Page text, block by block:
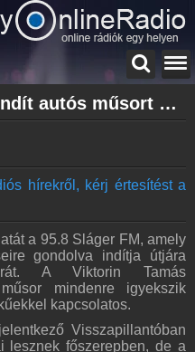
Visszapillantó címmel indít autós műsort a Sláger FM
hírekről, kérj értesítést a
a 95.8 Sláger FM, amely
gondolva indítja útjára
A Viktorin Tamás
mindenre igyekszik
kapcsolatos.
Visszapillantóban
lesznek főszerepben, de a